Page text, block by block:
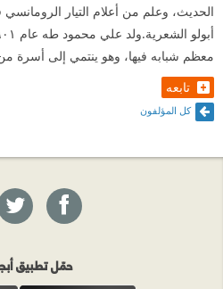
الحديث، وعلم من أعلام التيار
معظم شبابه فيها، وهو ينتمي إلى أسرة
تابعه
كل المؤلفون
حمّل تطبيق